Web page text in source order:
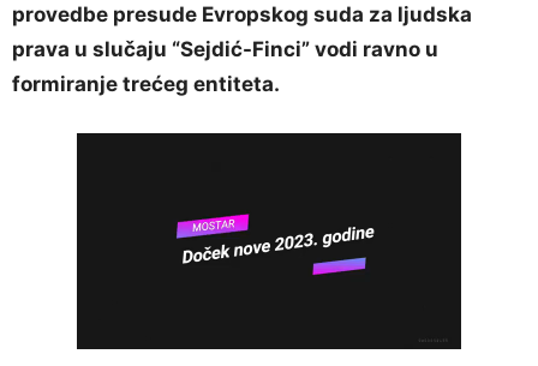
provedbe presude Evropskog suda za ljudska
prava u slučaju “Sejdić-Finci” vodi ravno u
formiranje trećeg entiteta.